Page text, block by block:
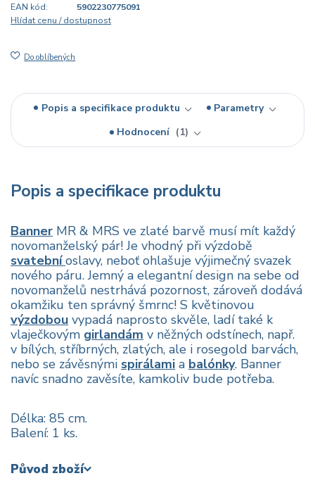
EAN kód:
5902230775091
Hlídat cenu / dostupnost
Do oblíbených
Popis a specifikace produktu
Parametry
Hodnocení
1
Popis a specifikace produktu
Banner MR & MRS ve zlaté barvě musí mít každý
novomanželský pár! Je vhodný při výzdobě
svatebníoslavy, neboť ohlašuje výjimečný svazek
nového páru. Jemný a elegantní design na sebe od
novomanželů nestrhává pozornost, zároveň dodává
okamžiku ten správný šmrnc! S květinovou
výzdobou vypadá naprosto skvěle, ladí také k
vlaječkovým girlandám v něžných odstínech, např.
v bílých, stříbrných, zlatých, ale i rosegold barvách,
nebo se závěsnými spirálami a balónky. Banner
navíc snadno zavěsíte, kamkoliv bude potřeba.
Délka: 85 cm.
Balení: 1 ks.
Původ zboží